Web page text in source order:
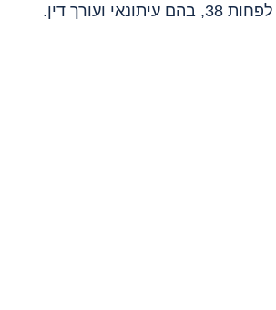
ועורך דין.